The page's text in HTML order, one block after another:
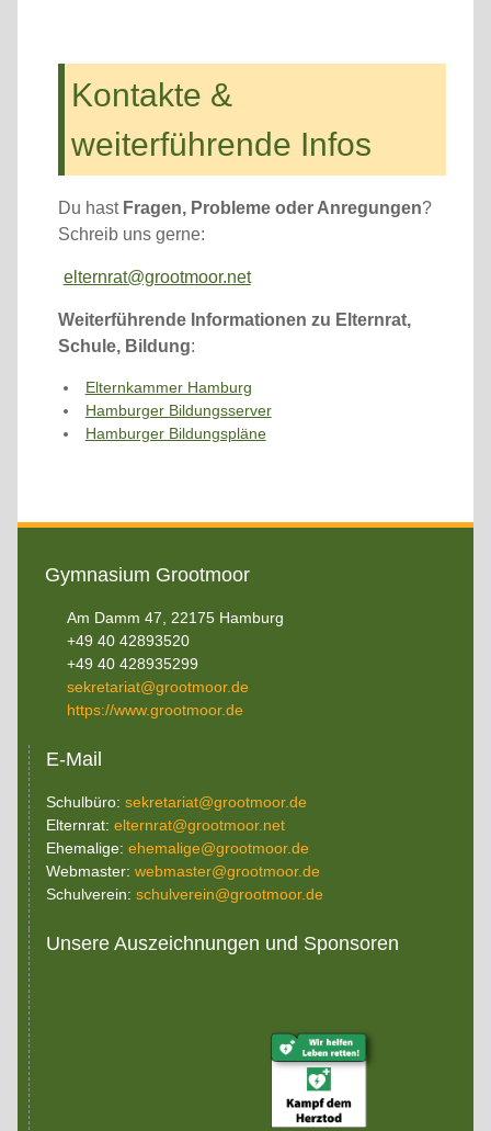
Kontakte &
weiterführende Infos
Du hast Fragen, Probleme oder Anregungen?
Schreib uns gerne:
elternrat@grootmoor.net
Weiterführende Informationen zu Elternrat,
Schule, Bildung:
Elternkammer Hamburg
Hamburger Bildungsserver
Hamburger Bildungspläne
Gymnasium Grootmoor
Am Damm 47, 22175 Hamburg
+49 40 42893520
+49 40 428935299
sekretariat@grootmoor.de
https://www.grootmoor.de
E-Mail
Schulbüro: sekretariat@grootmoor.de
Elternrat: elternrat@grootmoor.net
Ehemalige: ehemalige@grootmoor.de
Webmaster: webmaster@grootmoor.de
Schulverein: schulverein@grootmoor.de
Unsere Auszeichnungen und Sponsoren